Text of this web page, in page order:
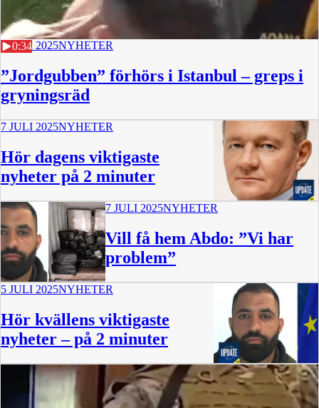
0:34
7 JULI 2025NYHETER
”Jordgubben” förhörs i Istanbul – greps i
gryningsräd
7 JULI 2025NYHETER
Hör dagens viktigaste
nyheter på 2 minuter
7 JULI 2025NYHETER
Vill få hem Abdo: ”Vi har
problem”
5 JULI 2025NYHETER
Hör kvällens viktigaste
nyheter – på 2 minuter
2:08